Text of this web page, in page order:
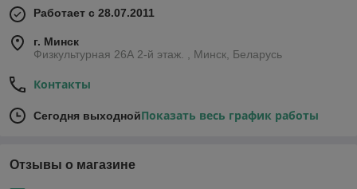
Работает с 28.07.2011
г. Минск
Физкультурная 26А 2-й этаж. , Минск, Беларусь
Контакты
Сегодня выходнойПоказать весь график работы
Отзывы о магазине